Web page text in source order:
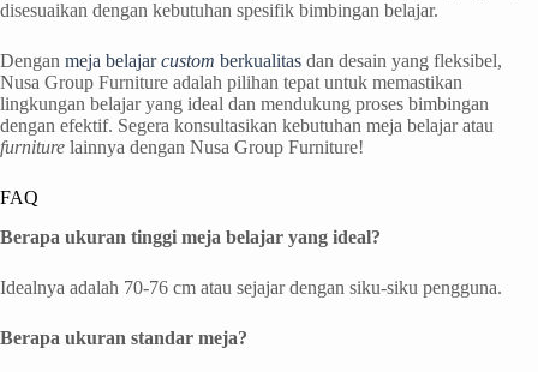
disesuaikan dengan kebutuhan spesifik bimbingan belajar.
Dengan meja belajarcustom berkualitas dan desain yang fleksibel,
Nusa Group Furniture adalah pilihan tepat untuk memastikan
lingkungan belajar yang ideal dan mendukung proses bimbingan
dengan efektif. Segera konsultasikan kebutuhan meja belajar atau
furniture lainnya dengan Nusa Group Furniture!
FAQ
Berapa ukuran tinggi meja belajar yang ideal?
Idealnya adalah 70-76 cm atau sejajar dengan siku-siku pengguna.
Berapa ukuran standar meja?